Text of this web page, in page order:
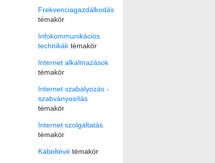
Frekvenciagazdálkodás
témakör
Infokommunikációs
technikáktémakör
Internet alkalmazások
témakör
Internet szabályozás -
szabványosítás
témakör
Internet szolgáltatás
témakör
Kábeltévétémakör